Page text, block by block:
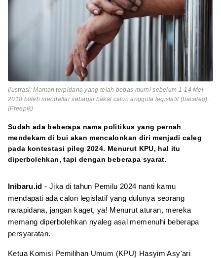
Ilustrasi: Mantan terpidana yang telah bebas murni sebelum 1-14 Mei
2018 boleh mendaftar sebagai bakal calon anggota legislatif (bacaleg).
(Freepik)
Sudah ada beberapa nama politikus yang pernah
mendekam di bui akan mencalonkan diri menjadi caleg
pada kontestasi pileg 2024. Menurut KPU, hal itu
diperbolehkan, tapi dengan beberapa syarat.
Inibaru.id - Jika di tahun Pemilu 2024 nanti kamu
mendapati ada calon legislatif yang dulunya seorang
narapidana, jangan kaget, ya! Menurut aturan, mereka
memang diperbolehkan nyaleg asal memenuhi beberapa
persyaratan.
Ketua Komisi Pemilihan Umum (KPU) Hasyim Asy'ari